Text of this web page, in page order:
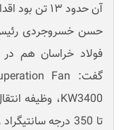
آن حدود ۱۳ تن بود اقدام گردید.
حسن خسروجردی
فولاد خراسان هم
تا 350 درجه